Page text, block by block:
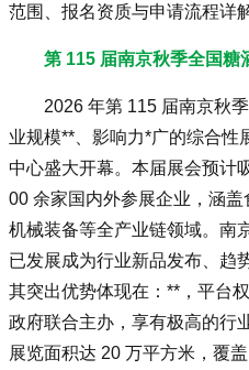
范围、报名资质与申请流程详
第 115 届南京秋季全国糖
2026 年第 115 届南京秋季
业规模**、影响力*广的综合性
中心盛大开幕。本届展会预计
00 余家国内外参展企业，涵盖
机械装备等全产业链领域。南
已发展成为行业新品发布、趋
其突出优势体现在：**，平台
政府联合主办，享有极高的行
展览面积达 20 万平方米，覆